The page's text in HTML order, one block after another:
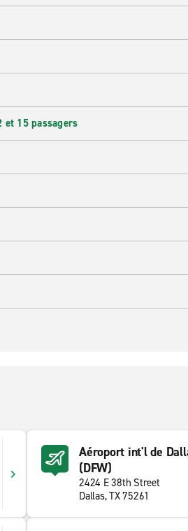
et 15 passagers
Aéroport int'l de
(DFW)
2424 E 38th Street
Dallas, TX 75261